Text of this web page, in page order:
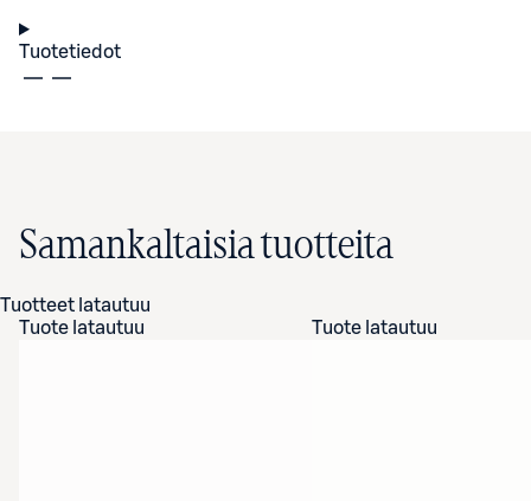
Tuotetiedot
Samankaltaisia tuotteita
Tuotteet latautuu
Tuote latautuu
Tuote latautuu